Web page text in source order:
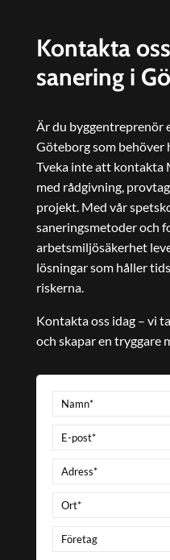
Kontakta
sanering i
Är du byggentreprenör
Göteborg som behöver
Tveka inte att kontakta
med rådgivning,
projekt. Med vår
saneringsmetoder och
arbetsmiljösäkerhet
lösningar som håller
riskerna.
Kontakta oss idag – vi
och skapar en tryggare